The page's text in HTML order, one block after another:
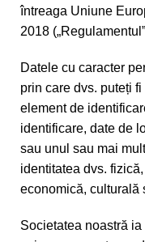
întreaga Uniune
2018
Datele cu caracter
prin care dvs. puteți
element de
identificare, date de
sau unul sau mai
identitatea dvs.
economică, culturală
Societatea noastră